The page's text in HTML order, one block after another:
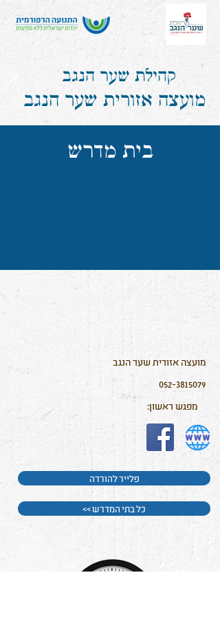
קהילת שער הנגב
מועצה אזורית שער הנגב
בית מדרש
מועצה אזורית שער הנגב
052-3815079
מפגש ראשון:
פלייר להורדה
<< כל בתי המדרש